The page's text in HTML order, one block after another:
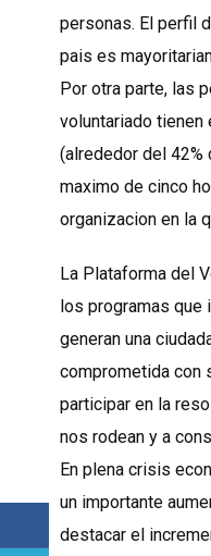
personas. El perfil
pais es
Por otra parte, las
voluntariado tienen
(alrededor del 42%
maximo de cinco
organizacion en la
La Plataforma del
los programas que
generan una
comprometida con
participar en la
nos rodean y a
En plena crisis
un importante
destacar el